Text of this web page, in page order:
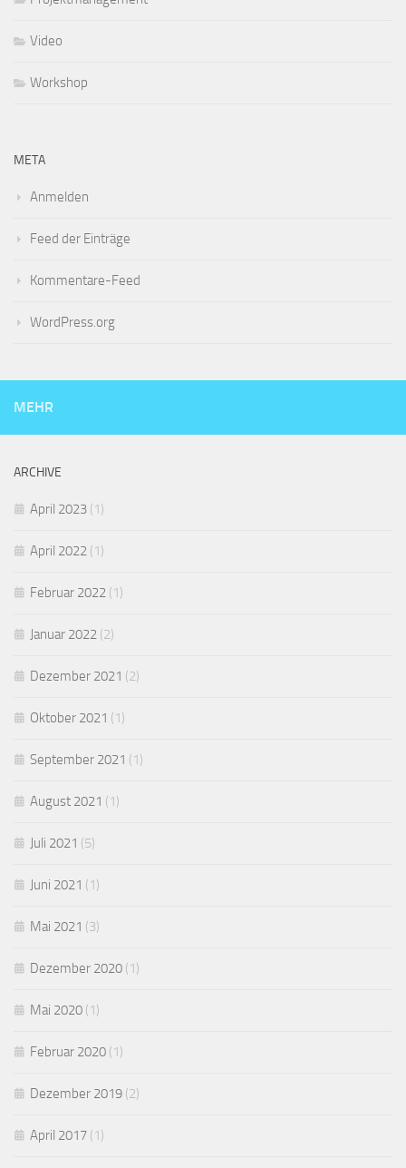
Video
Workshop
META
Anmelden
Feed der Einträge
Kommentare-Feed
WordPress.org
MEHR
ARCHIVE
April 2023 (1)
April 2022 (1)
Februar 2022 (1)
Januar 2022 (2)
Dezember 2021 (2)
Oktober 2021 (1)
September 2021 (1)
August 2021 (1)
Juli 2021 (5)
Juni 2021 (1)
Mai 2021 (3)
Dezember 2020 (1)
Mai 2020 (1)
Februar 2020 (1)
Dezember 2019 (2)
April 2017 (1)